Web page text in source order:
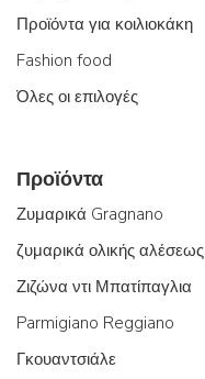
Προϊόντα για κοιλιοκάκη
Fashion food
Όλες οι επιλογές
Προϊόντα
Ζυμαρικά Gragnano
ζυμαρικά ολικής αλέσεως
Ζιζώνα ντι Μπατίπαγλια
Parmigiano Reggiano
Γκουαντσιάλε